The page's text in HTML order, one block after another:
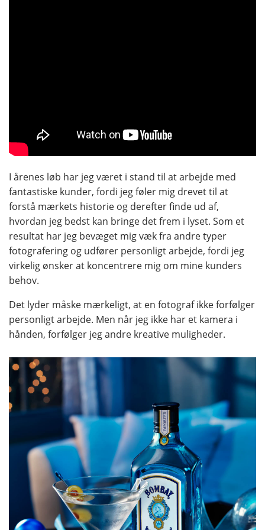
I årenes løb har jeg været i stand til at arbejde med
fantastiske kunder, fordi jeg føler mig drevet til at
forstå mærkets historie og derefter finde ud af,
hvordan jeg bedst kan bringe det frem i lyset. Som et
resultat har jeg bevæget mig væk fra andre typer
fotografering og udfører personligt arbejde, fordi jeg
virkelig ønsker at koncentrere mig om mine kunders
behov.
Det lyder måske mærkeligt, at en fotograf ikke forfølger
personligt arbejde. Men når jeg ikke har et kamera i
hånden, forfølger jeg andre kreative muligheder.